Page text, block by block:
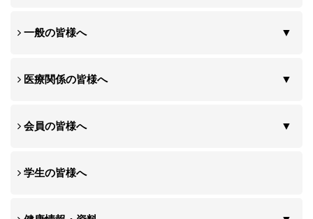
一般の皆様へ
医療関係の皆様へ
会員の皆様へ
学生の皆様へ